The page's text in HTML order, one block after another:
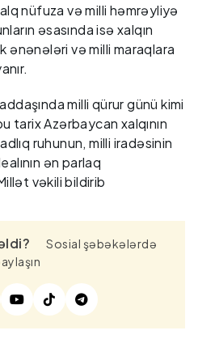
nüfuza və milli həmrəyliyə
əsasında isə xalqın
ənənələri və milli maraqlara
milli qürur günü kimi
tarix Azərbaycan xalqının
ruhunun, milli iradəsinin
ən parlaq
vəkili bildirib
Sosial şəbəkələrdə